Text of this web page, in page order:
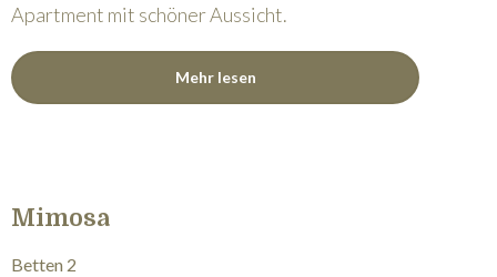
Apartment mit schöner Aussicht.
Mehr lesen
Mimosa
Betten 2